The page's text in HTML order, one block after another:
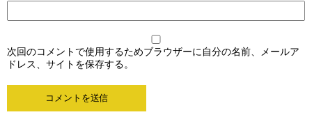
次回のコメントで使用するためブラウザーに自分の名前、メールア
ドレス、サイトを保存する。